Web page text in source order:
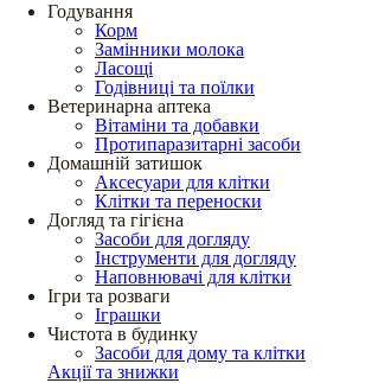
Годування
Корм
Замінники молока
Ласощі
Годівниці та поїлки
Ветеринарна аптека
Вітаміни та добавки
Протипаразитарні засоби
Домашній затишок
Аксесуари для клітки
Клітки та переноски
Догляд та гігієна
Засоби для догляду
Інструменти для догляду
Наповнювачі для клітки
Ігри та розваги
Іграшки
Чистота в будинку
Засоби для дому та клітки
Акції та знижки